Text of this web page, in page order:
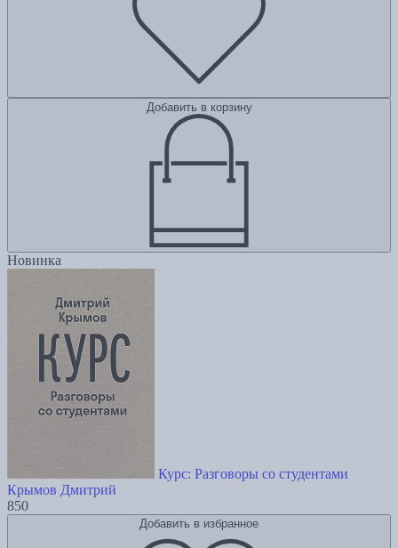
Добавить в корзину
Новинка
Курс: Разговоры со студентами
Крымов Дмитрий
850
Добавить в избранное